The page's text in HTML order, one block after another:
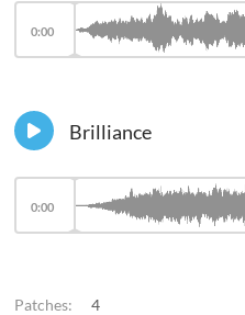
Patches: 4
0:00
Brilliance
0:00